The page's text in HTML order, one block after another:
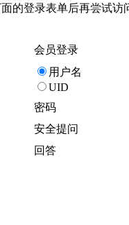
的登录表单后再尝试访
会员登录
用户名
UID
密码
安全提问
回答